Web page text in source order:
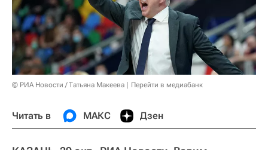
© РИА Новости / Татьяна Макеева Перейти в медиабанк
Читать в МАКС Дзен